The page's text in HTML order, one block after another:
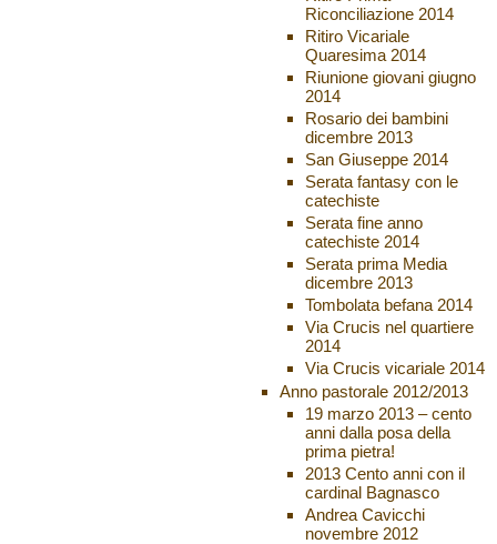
Riconciliazione 2014
Ritiro Vicariale
Quaresima 2014
Riunione giovani giugno
2014
Rosario dei bambini
dicembre 2013
San Giuseppe 2014
Serata fantasy con le
catechiste
Serata fine anno
catechiste 2014
Serata prima Media
dicembre 2013
Tombolata befana 2014
Via Crucis nel quartiere
2014
Via Crucis vicariale 2014
Anno pastorale 2012/2013
19 marzo 2013 – cento
anni dalla posa della
prima pietra!
2013 Cento anni con il
cardinal Bagnasco
Andrea Cavicchi
novembre 2012